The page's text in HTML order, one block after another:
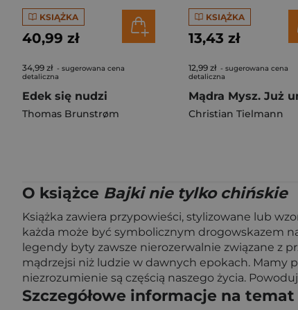
KSIĄŻKA
40,99 zł
34,99 zł - sugerowana cena
detaliczna
Edek się nudzi
Thomas Brunstrøm
KSIĄŻKA
13,43 zł
12,99 zł - sugerowana cena
detaliczna
Christian Tielmann
O książce Bajki nie tylko chińskie
Książka zawiera przypowieści, stylizowane lub
każda może być symbolicznym drogowskazem
legendy byty zawsze nierozerwalnie związane z
mądrzejsi niż ludzie w dawnych epokach. Mamy
niezrozumienie są częścią naszego życia.
Szczegółowe informacje na